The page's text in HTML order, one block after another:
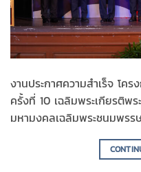
งานประกาศความสำเร็จ โ
ครั้งที่ 10 เฉลิมพระเกียรติพร
มหามงคลเฉลิมพระชนมพรร